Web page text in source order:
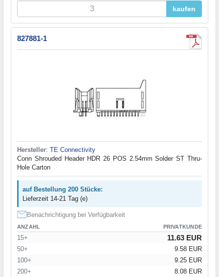
kaufen
827881-1
Hersteller: TE Connectivity
Conn Shrouded Header HDR 26 POS 2.54mm Solder ST Thru-
Hole Carton
auf Bestellung 200 Stücke:
Lieferzeit 14-21 Tag (e)
Benachrichtigung bei Verfügbarkeit
ANZAHL PRIVATKUNDE
15+ 11.63 EUR
50+
9.58 EUR
100+
9.25 EUR
200+
8.08 EUR